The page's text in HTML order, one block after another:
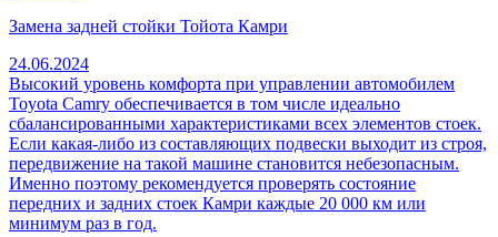
Замена задней стойки Тойота Камри
24.06.2024
Высокий уровень комфорта при управлении автомобилем
Toyota Camry обеспечивается в том числе идеально
сбалансированными характеристиками всех элементов стоек.
Если какая-либо из составляющих подвески выходит из строя,
передвижение на такой машине становится небезопасным.
Именно поэтому рекомендуется проверять состояние
передних и задних стоек Камри каждые 20 000 км или
минимум раз в год.